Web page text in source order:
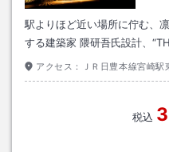
駅よりほど近い場所に佇む、
する建築家 隈研吾氏設計、
アクセス： ＪＲ日豊本線宮崎
税込